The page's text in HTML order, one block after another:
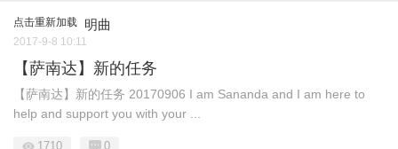
点击重新加载 明曲
2017-9-8 10:11
【萨南达】新的任务
【萨南达】新的任务 20170906 I am Sananda and I am here to
help and support you with your ...
1710 0